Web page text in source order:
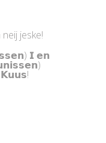
jeske!
𝗜 𝗲𝗻